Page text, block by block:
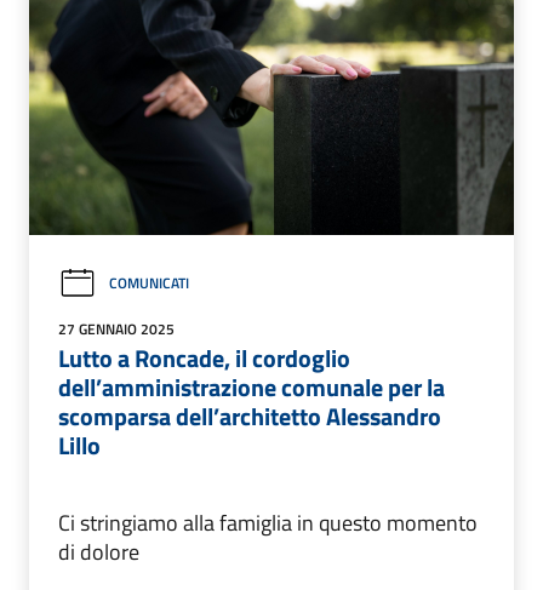
COMUNICATI
27 GENNAIO 2025
Lutto a Roncade, il cordoglio
dell’amministrazione comunale per la
scomparsa dell’architetto Alessandro
Lillo
Ci stringiamo alla famiglia in questo momento
di dolore